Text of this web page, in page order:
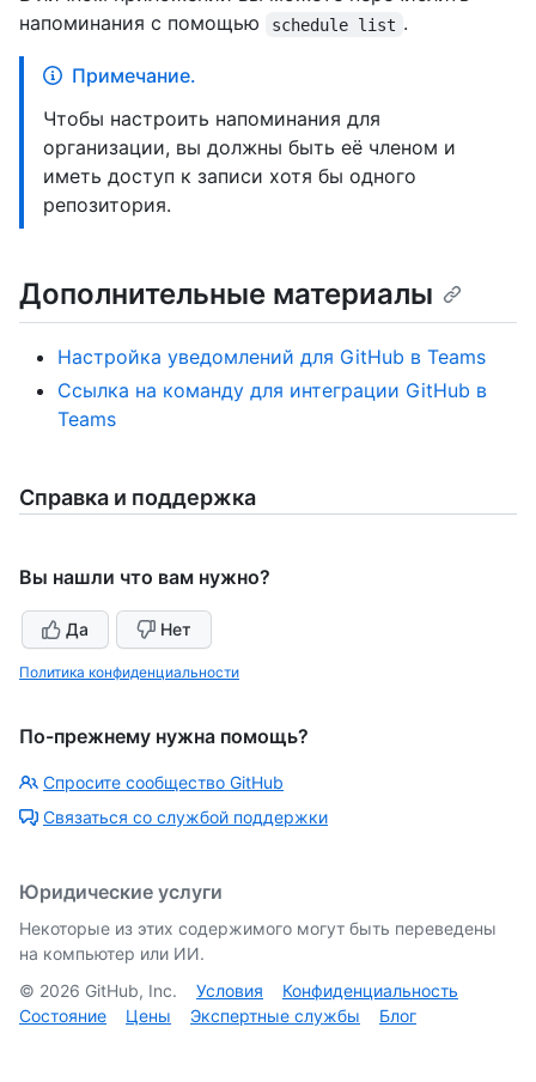
напоминания с помощью
schedule list .
Примечание.
Чтобы настроить напоминания для
организации, вы должны быть её членом и
иметь доступ к записи хотя бы одного
репозитория.
Дополнительные материалы
Настройка уведомлений для GitHub в Teams
Ссылка на команду для интеграции GitHub в
Teams
Справка и поддержка
Вы нашли что вам нужно?
Да Нет
Политика конфиденциальности
По-прежнему нужна помощь?
Спросите сообщество GitHub
Связаться со службой поддержки
Юридические услуги
Некоторые из этих содержимого могут быть переведены
на компьютер или ИИ.
© 2026 GitHub, Inc. Условия
Конфиденциальность
Состояние
Цены Экспертные службы Блог